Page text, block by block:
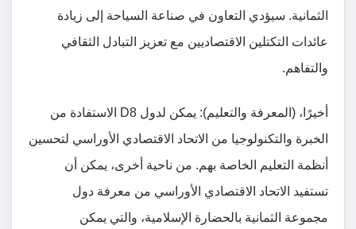
الثمانية. سيؤدي التعاون في صناعة السياحة إلى زيادة
عائدات التكتلين الاقتصاديين مع تعزيز التبادل الثقافي
والتفاهم.
أخيرًا، (المعرفة والتعليم): يمكن لدول D8 الاستفادة من
الخبرة والتكنولوجيا من الاتحاد الاقتصادي الأوراسي لتحسين
أنظمة التعليم الخاصة بهم. من ناحية أخرى، يمكن أن
تستفيد الاتحاد الاقتصادي الأوراسي من معرفة دول
مجموعة الثمانية بالحضارة الإسلامية، والتي يمكن